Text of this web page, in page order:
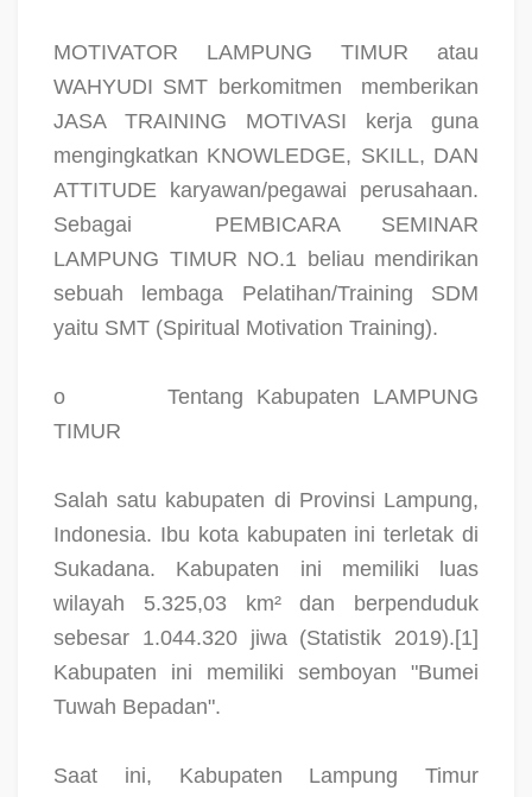
MOTIVATOR LAMPUNG TIMUR atau
WAHYUDI SMT berkomitmen
memberikan
JASA TRAINING MOTIVASI kerja guna
mengingkatkan KNOWLEDGE, SKILL, DAN
ATTITUDE karyawan/pegawai perusahaan.
Sebagai
PEMBICARA SEMINAR
LAMPUNG TIMUR NO.1 beliau mendirikan
sebuah lembaga Pelatihan/Training SDM
yaitu SMT (Spiritual Motivation Training).
o
Tentang Kabupaten LAMPUNG
TIMUR
Salah satu kabupaten di Provinsi Lampung,
Indonesia. Ibu kota kabupaten ini terletak di
Sukadana. Kabupaten ini memiliki luas
wilayah 5.325,03 km² dan berpenduduk
sebesar 1.044.320 jiwa (Statistik 2019).[1]
Kabupaten ini memiliki semboyan "Bumei
Tuwah Bepadan".
Saat ini, Kabupaten Lampung Timur